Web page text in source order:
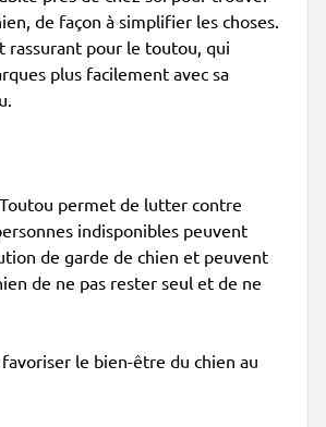
de façon à simplifier les choses.
rassurant pour le toutou, qui
plus facilement avec sa
permet de lutter contre
indisponibles peuvent
de garde de chien et peuvent
de ne pas rester seul et de ne
le bien-être du chien au